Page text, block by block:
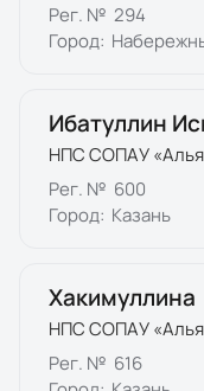
Рег. № 294
Город:
Ибатуллин
НПС СОПАУ
Рег. № 600
Город: Казань
Хакимуллина
НПС СОПАУ
Рег. № 616